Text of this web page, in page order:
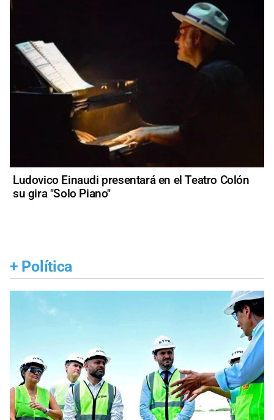
Ludovico Einaudi presentará en el Teatro Colón
su gira "Solo Piano"
+ Política